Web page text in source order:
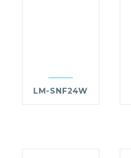
LM-SNF24W